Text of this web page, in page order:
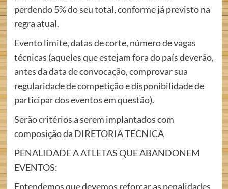
perdendo 5% do seu total, conforme já previsto na
regra atual.
Evento limite, datas de corte, número de vagas
técnicas (aqueles que estejam fora do país deverão,
antes da data de convocação, comprovar sua
regularidade de competição e disponibilidade de
participar dos eventos em questão).
Serão critérios a serem implantados com
composição da DIRETORIA TECNICA
PENALIDADE A ATLETAS QUE ABANDONEM
EVENTOS:
Entendemos que devemos reforçar as penalidades